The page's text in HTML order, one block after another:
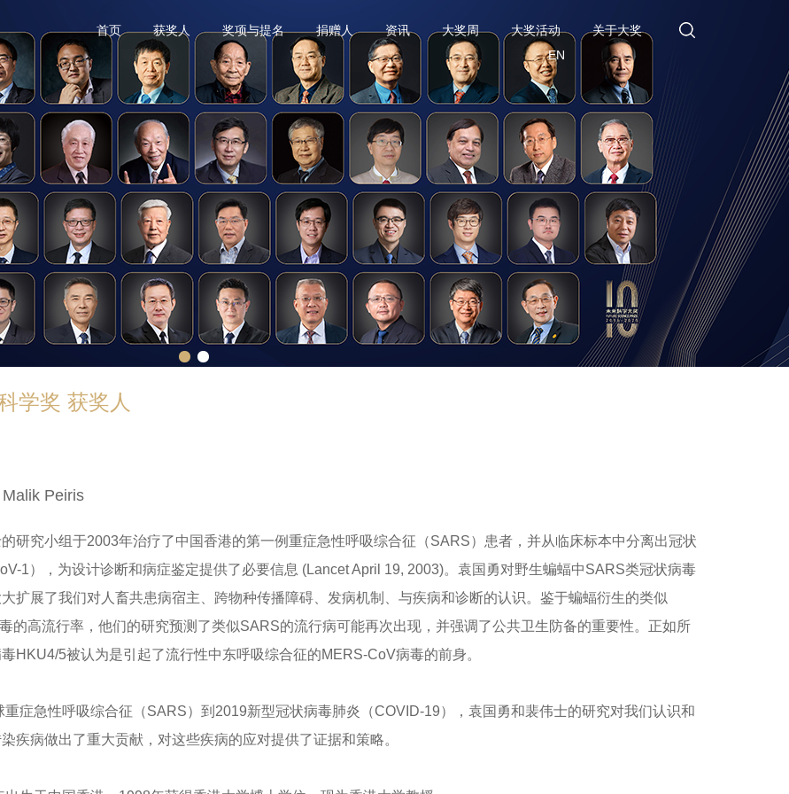
首页 获奖人 奖项与提名 捐赠人 资讯 大奖周 大奖活动
关于大奖
EN
学奖 获奖人
Peiris
研究小组于2003年治疗了中国香港的第一例重症急性呼吸综合征（SARS）患者，并从临床标本中分离出冠状
1），为设计诊断和病症鉴定提供了必要信息 (Lancet April 19, 2003)。袁国勇对野生蝙蝠中SARS类冠状病毒
扩展了我们对人畜共患病宿主、跨物种传播障碍、发病机制、与疾病和诊断的认识。鉴于蝙蝠衍生的类似
的高流行率，他们的研究预测了类似SARS的流行病可能再次出现，并强调了公共卫生防备的重要性。正如所
HKU4/5被认为是引起了流行性中东呼吸综合征的MERS-CoV病毒的前身。
重症急性呼吸综合征（SARS）到2019新型冠状病毒肺炎（COVID-19），袁国勇和裴伟士的研究对我们认识和
疾病做出了重大贡献，对这些疾病的应对提供了证据和策略。